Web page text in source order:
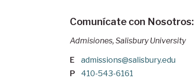
Comunícate con Nosotros:
Admisiones, Salisbury University
E
admissions@salisbury.edu
P
410-543-6161